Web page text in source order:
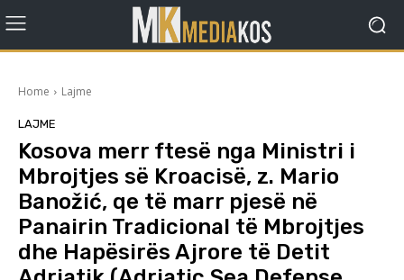
Home Lajme
LAJME
Kosova merr ftesë nga Ministri i
Mbrojtjes së Kroacisë, z. Mario
Banožić, qe të marr pjesë në
Panairin Tradicional të Mbrojtjes
dhe Hapësirës Ajrore të Detit